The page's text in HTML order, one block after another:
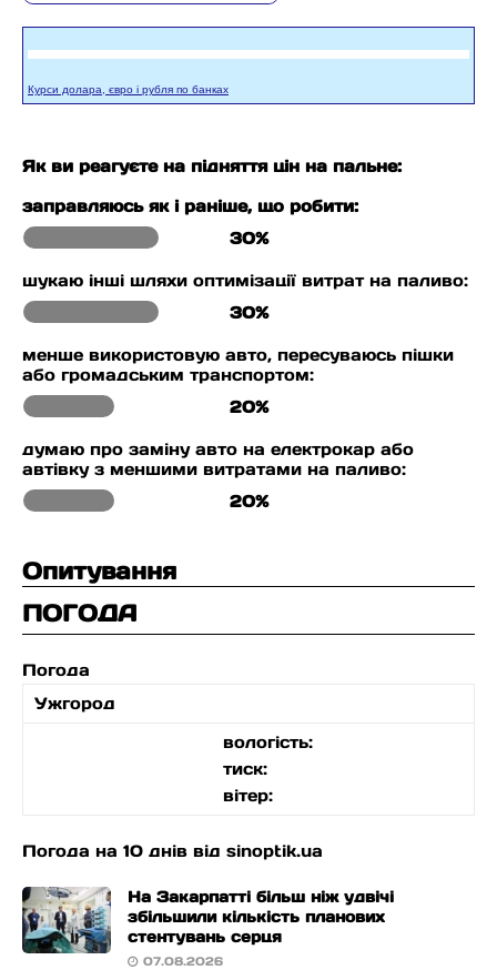
Курси долара, євро і рубля по банках
Як ви реагуєте на підняття цін на пальне:
заправляюсь як і раніше, що робити:
30%
шукаю інші шляхи оптимізації витрат на паливо:
30%
менше використовую авто, пересуваюсь пішки
або громадським транспортом:
20%
думаю про заміну авто на електрокар або
автівку з меншими витратами на паливо:
20%
Опитування
ПОГОДА
Погода
Ужгород
вологість:
тиск:
вітер:
Погода на 10 днів від sinoptik.ua
На Закарпатті більш ніж удвічі
збільшили кількість планових
стентувань серця
07.08.2026